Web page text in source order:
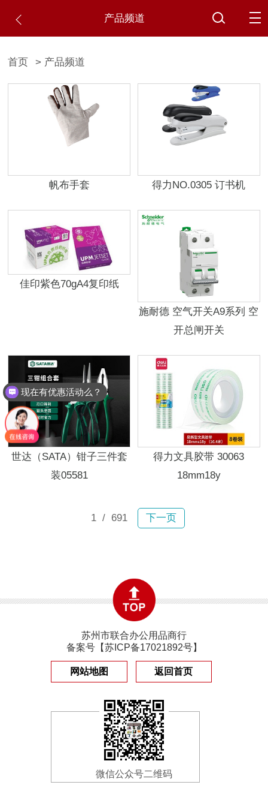
产品频道
首页 > 产品频道
帆布手套 得力NO.0305 订书机
佳印紫色70gA4复印纸
施耐德 空气开关A9系列 空
开总闸开关
世达（SATA）钳子三件套
装05581
得力文具胶带 30063
18mm18y
1/ 691 下一页
苏州市联合办公用品商行
备案号【苏ICP备17021892号】
网站地图 返回首页
微信公众号二维码
现在有优惠活动么？